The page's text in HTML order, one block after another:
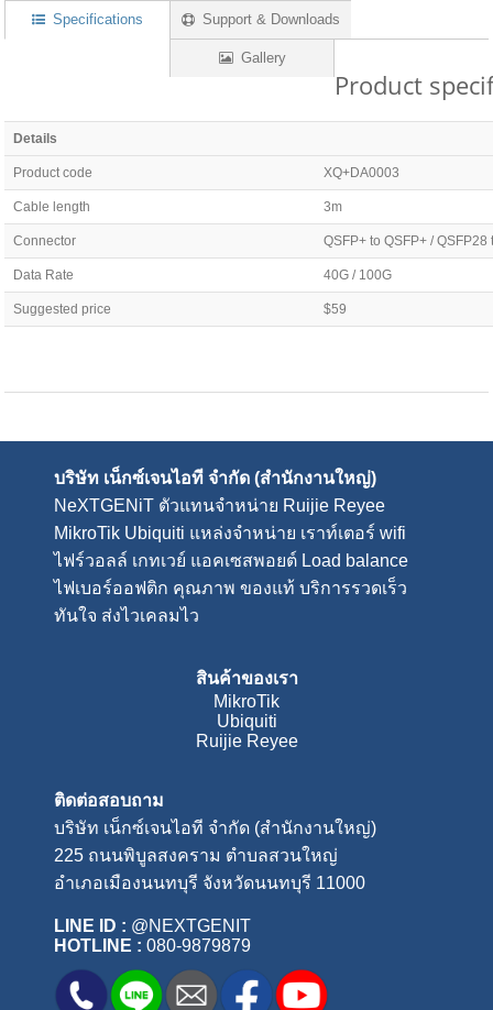
Specifications Support & Downloads
Gallery
Product
Details
Product code XQ+DA0003
Cable length 3m
Connector QSFP+ to QSFP+ /
Data Rate 40G / 100G
Suggested price $59
บริษัท เน็กซ์เจนไอที จำกัด (สำนักงานใหญ่)
NeXTGENiT ตัวแทนจำหน่าย Ruijie Reyee
MikroTik Ubiquiti แหล่งจำหน่าย เราท์เตอร์ wifi
ไฟร์วอลล์ เกทเวย์ แอคเซสพอยต์ Load balance
ไฟเบอร์ออฟติก คุณภาพ ของแท้ บริการรวดเร็ว
ทันใจ ส่งไวเคลมไว
สินค้าของเรา
MikroTik
Ubiquiti
Ruijie Reyee
ติดต่อสอบถาม
บริษัท เน็กซ์เจนไอที จำกัด (สำนักงานใหญ่)
225 ถนนพิบูลสงคราม ตำบลสวนใหญ่
อำเภอเมืองนนทบุรี จังหวัดนนทบุรี 11000
LINE ID : @NEXTGENIT
HOTLINE : 080-9879879